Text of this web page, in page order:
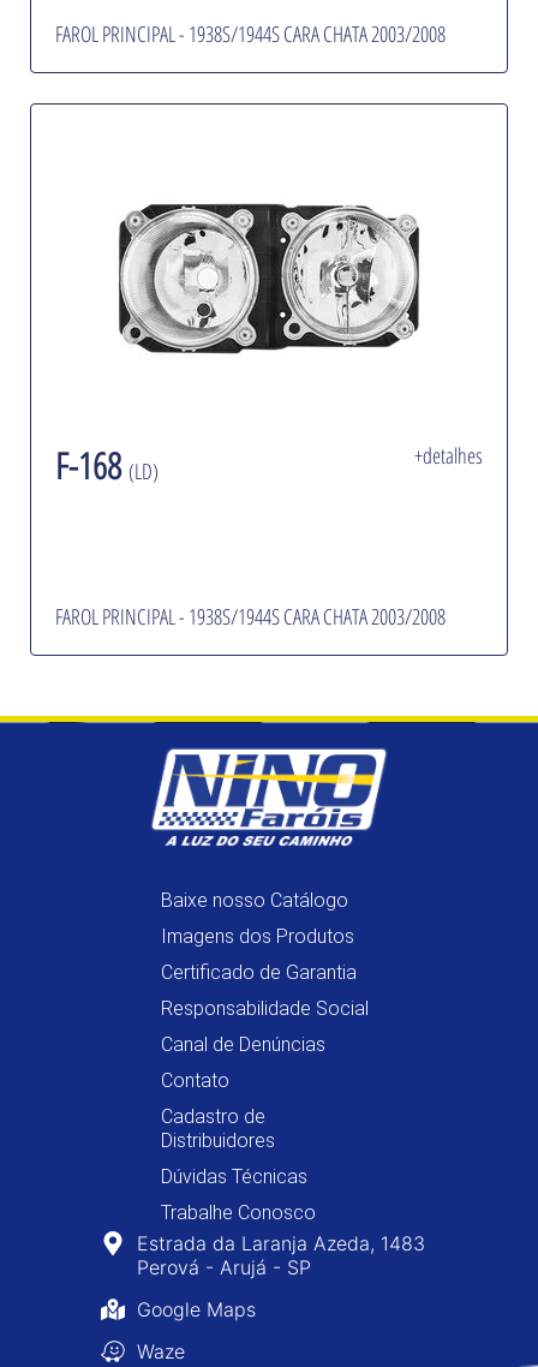
FAROL PRINCIPAL - 1938S/1944S CARA CHATA 2003/2008
F-168 (LD)
+detalhes
FAROL PRINCIPAL - 1938S/1944S CARA CHATA 2003/2008
Baixe nosso Catálogo
Imagens dos Produtos
Certificado de Garantia
Responsabilidade Social
Canal de Denúncias
Contato
Cadastro de
Distribuidores
Dúvidas Técnicas
Trabalhe Conosco
Estrada da Laranja Azeda, 1483
Perová - Arujá - SP
Google Maps
Waze